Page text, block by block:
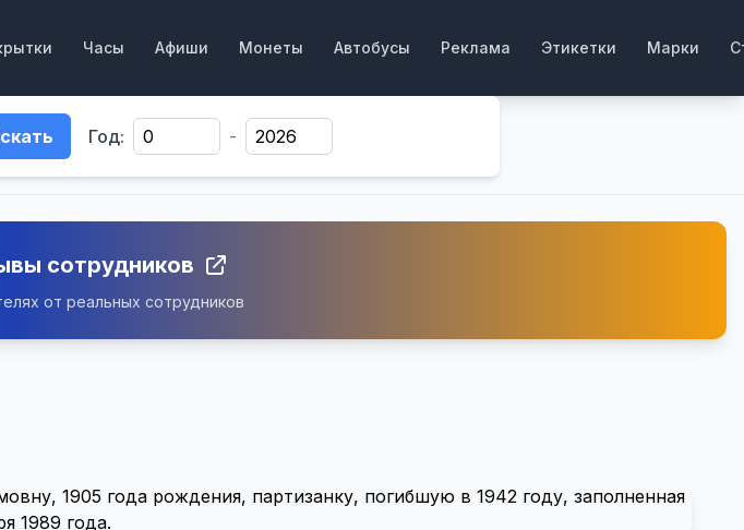
Часы Афиши Монеты Автобусы Реклама Этикетки Марки
Год: -
сотрудников
от реальных сотрудников